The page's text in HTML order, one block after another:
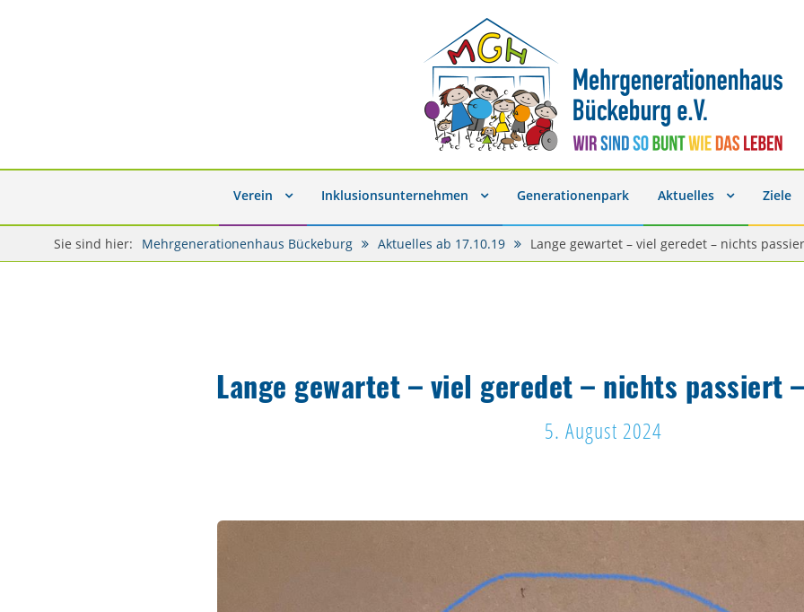
Verein Inklusionsunternehmen Generationenpark Aktuelles Ziele
Sie sind hier: Mehrgenerationenhaus Bückeburg Aktuelles ab 17.10.19 Lange gewartet – viel geredet – nichts
Lange gewartet – viel geredet – nichts passiert
5. August 2024